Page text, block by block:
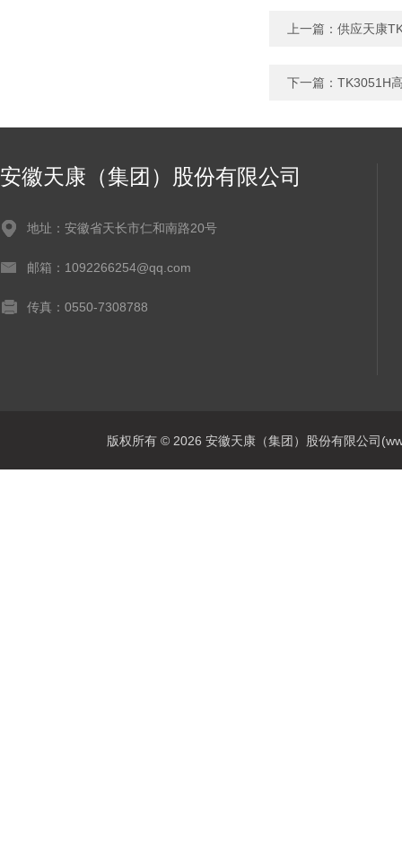
上一篇： 供应天康
下一篇： TK3051H
安徽天康（集团）股份有限公司
地址：安徽省天长市仁和南路20号
邮箱：1092266254@qq.com
传真：0550-7308788
版权所有 © 2026 安徽天康（集团）股份有限公司